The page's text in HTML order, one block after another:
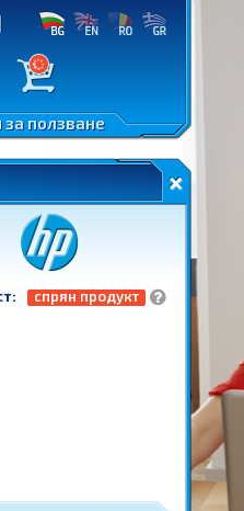
за ползване
спрян продукт